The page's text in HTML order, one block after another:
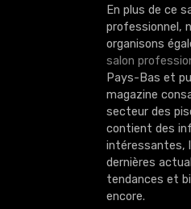
En plus de ce
professionnel,
organisons
salon
Pays-Bas et
magazine
secteur des
contient des
intéressantes,
dernières
tendances et
encore.